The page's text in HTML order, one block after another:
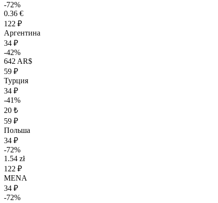
-72%
0.36 €
122 ₽
Аргентина
34 ₽
-42%
642 AR$
59 ₽
Турция
34 ₽
-41%
20 ₺
59 ₽
Польша
34 ₽
-72%
1.54 zł
122 ₽
MENA
34 ₽
-72%